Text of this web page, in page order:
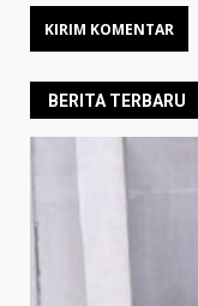
BERITA TERBARU